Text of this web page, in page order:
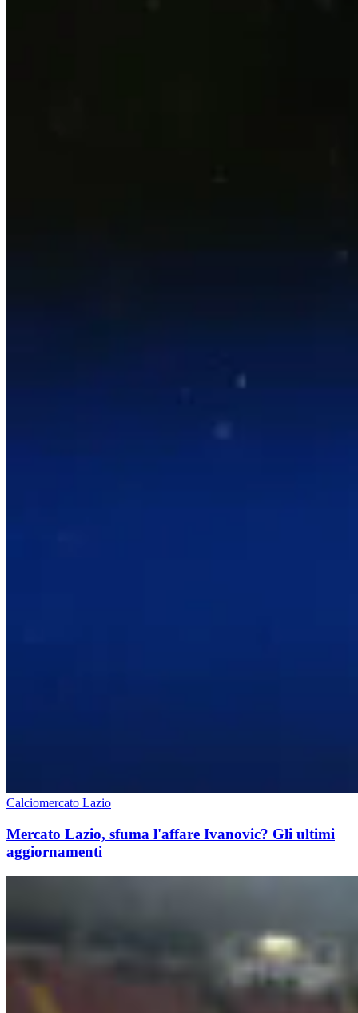
Calciomercato Lazio
Mercato Lazio, sfuma l'affare Ivanovic? Gli ultimi
aggiornamenti